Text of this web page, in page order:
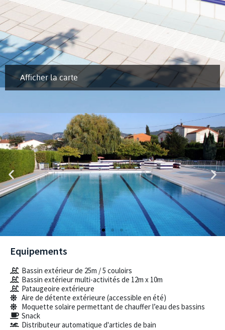
Afficher la carte
Equipements
Bassin extérieur de 25m / 5 couloirs
Bassin extérieur multi-activités de 12m x 10m
Pataugeoire extérieure
Aire de détente extérieure (accessible en été)
Moquette solaire permettant de chauffer l’eau des bassins
Snack
Distributeur automatique d'articles de bain